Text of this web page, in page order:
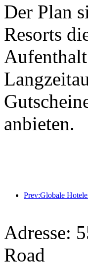
Der Plan
Resorts
anbieten.
Adresse:
Road